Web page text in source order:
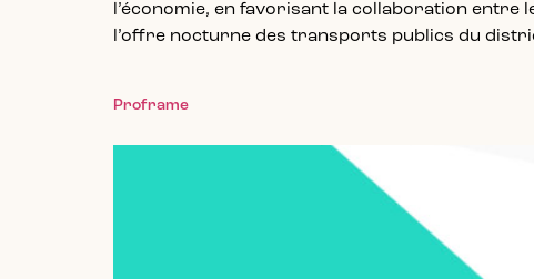
l’économie, en favorisant la collaboration
l’offre nocturne des transports publics du
Proframe